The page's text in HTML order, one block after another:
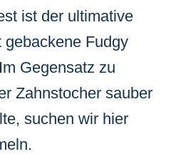
ist der ultimative
gebackene Fudgy
Gegensatz zu
Zahnstocher sauber
suchen wir hier